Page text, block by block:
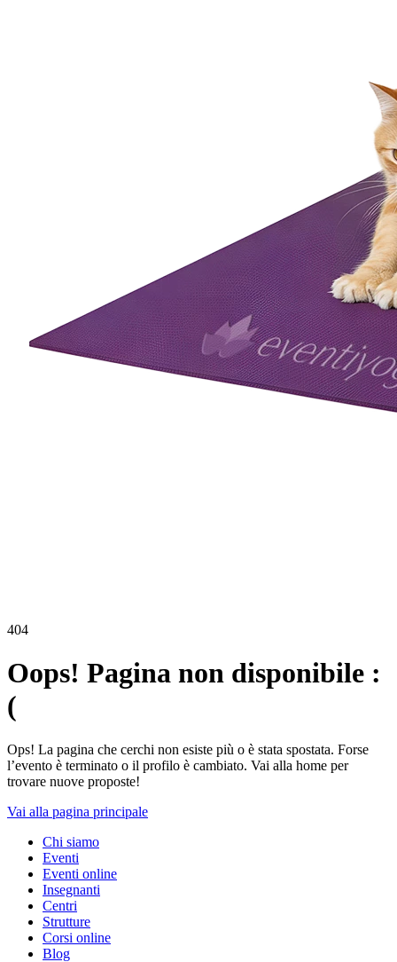
404
Oops! Pagina non disponibile :
(
Ops! La pagina che cerchi non esiste più o è stata spostata. Forse
l’evento è terminato o il profilo è cambiato. Vai alla home per
trovare nuove proposte!
Vai alla pagina principale
Chi siamo
Eventi
Eventi online
Insegnanti
Centri
Strutture
Corsi online
Blog